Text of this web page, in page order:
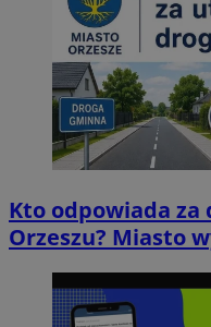
Kto odpowiada
Orzeszu? Miasto